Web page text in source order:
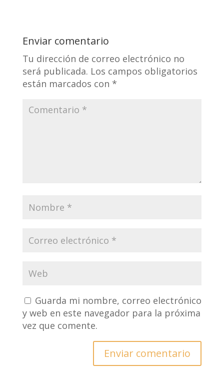
Enviar comentario
Tu dirección de correo electrónico no
será publicada. Los campos obligatorios
están marcados con *
Guarda mi nombre, correo electrónico
y web en este navegador para la próxima
vez que comente.